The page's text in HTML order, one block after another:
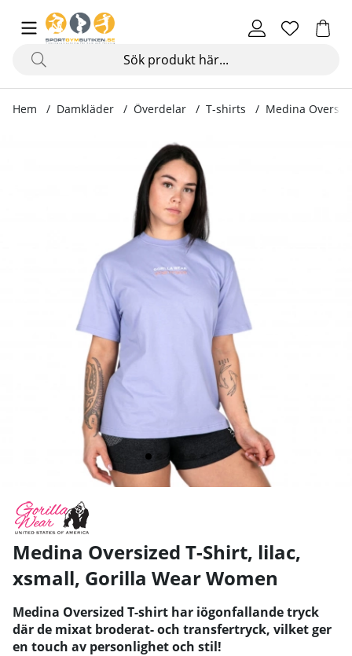
Hem Damkläder Överdelar T-shirts Medina
Produktbilder Medina Oversized T-Shirt, lilac
Medina Oversized T-Shirt, lilac,
xsmall, Gorilla Wear Women
Medina Oversized T-shirt har iögonfallande tryck
där de mixat broderat- och transfertryck, vilket ger
en touch av personlighet och stil!